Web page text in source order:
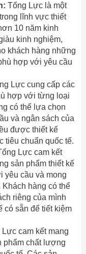
Tổng Lực là một
lĩnh vực thiết
10 năm kinh
kinh nghiệm,
khách hàng những
hợp với yêu cầu
Lực cung cấp các
hợp với từng loại
có thể lựa chọn
và ngân sách của
được thiết kế
tiêu chuẩn quốc tế.
Lực cam kết
sản phẩm thiết kế
yêu cầu và mong
hàng có thể
riêng của mình
có sẵn để tiết kiệm
Lực cam kết mang
phẩm chất lượng